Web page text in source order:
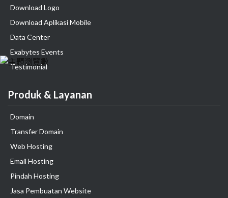
Download Logo
Download Aplikasi Mobile
Data Center
Exabytes Events
Testimonial
Produk & Layanan
Domain
Transfer Domain
Web Hosting
Email Hosting
Pindah Hosting
Jasa Pembuatan Website